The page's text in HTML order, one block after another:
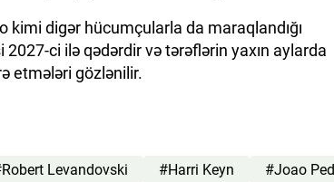
kimi digər hücumçularla da maraqlandığı
ci ilə qədərdir və tərəflərin yaxın aylarda
etmələri gözlənilir.
Levandovski #Harri Keyn
#Joao